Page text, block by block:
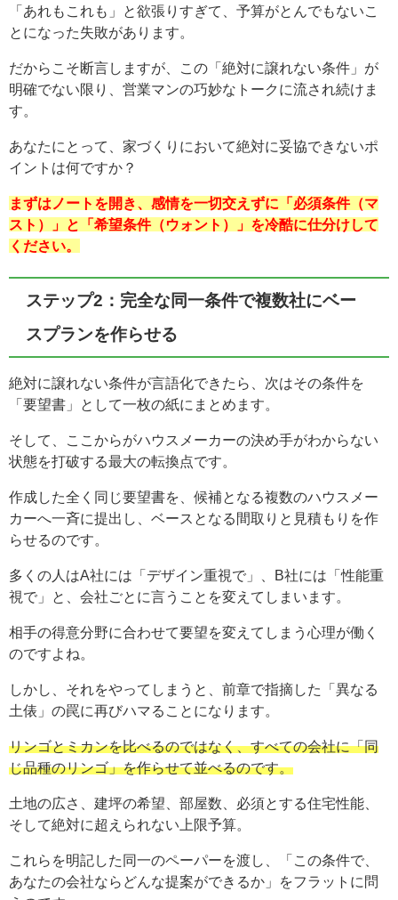
「あれもこれも」と欲張りすぎて、予算がとんでもないこ
とになった失敗があります。
だからこそ断言しますが、この「絶対に譲れない条件」が
明確でない限り、営業マンの巧妙なトークに流され続けま
す。
あなたにとって、家づくりにおいて絶対に妥協できないポ
イントは何ですか？
まずはノートを開き、感情を一切交えずに「必須条件（マ
スト）」と「希望条件（ウォント）」を冷酷に仕分けして
ください。
ステップ2：完全な同一条件で複数社にベー
スプランを作らせる
絶対に譲れない条件が言語化できたら、次はその条件を
「要望書」として一枚の紙にまとめます。
そして、ここからがハウスメーカーの決め手がわからない
状態を打破する最大の転換点です。
作成した全く同じ要望書を、候補となる複数のハウスメー
カーへ一斉に提出し、ベースとなる間取りと見積もりを作
らせるのです。
多くの人はA社には「デザイン重視で」、B社には「性能重
視で」と、会社ごとに言うことを変えてしまいます。
相手の得意分野に合わせて要望を変えてしまう心理が働く
のですよね。
しかし、それをやってしまうと、前章で指摘した「異なる
土俵」の罠に再びハマることになります。
リンゴとミカンを比べるのではなく、すべての会社に「同
じ品種のリンゴ」を作らせて並べるのです。
土地の広さ、建坪の希望、部屋数、必須とする住宅性能、
そして絶対に超えられない上限予算。
これらを明記した同一のペーパーを渡し、「この条件で、
あなたの会社ならどんな提案ができるか」をフラットに問